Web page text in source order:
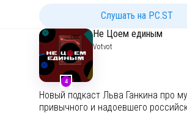
Слушайте с осторожностью, ведь
бывает опасна.
Слушать на PC.ST
4
Не Цоем единым
Votvot
Новый подкаст Льва Ганкина про
привычного и надоевшего